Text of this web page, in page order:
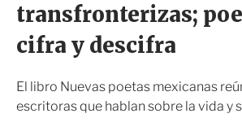
transfronterizas;
cifra y descifra
El libro Nuevas poetas mexicanas
escritoras que hablan sobre la vida y